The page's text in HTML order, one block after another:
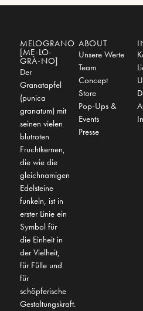
MELOGRANO
[ME-LO-
GRÀ-NO]
Der
Granatapfel
(punica
granatum) mit
seinen vielen
blutroten
Fruchtkernen,
die wie die
gleichnamigen
Edelsteine
funkeln, ist in
erster Linie ein
Symbol für
die Einheit in
der Vielheit,
für Fülle und
für
schöpferische
Gestaltungskraft.
ABOUT
Unsere Werte
Team
Concept
Store
Pop-Ups &
Events
Presse